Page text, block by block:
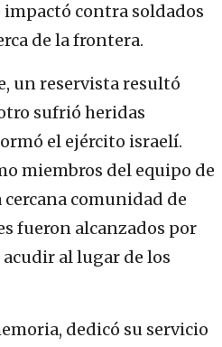
contra soldados
de la frontera.
un reservista resultó
sufrió heridas
el ejército israelí.
miembros del equipo de
comunidad de
fueron alcanzados por
al lugar de los
dedicó su servicio